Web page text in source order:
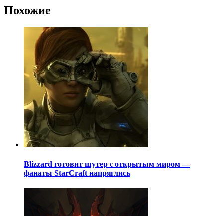
Похожие
Blizzard готовит шутер с открытым миром —
фанаты StarCraft напряглись